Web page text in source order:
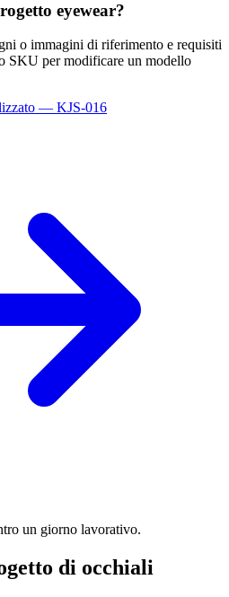
eyewear?
o immagini di riferimento e requisiti
SKU per modificare un modello
— KJS-016
un giorno lavorativo.
di occhiali